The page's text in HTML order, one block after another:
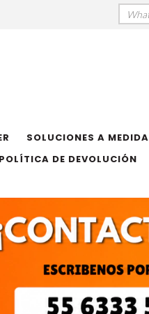
SOLUCIONES A MEDIDA
POLÍTICA DE DEVOLUCIÓN